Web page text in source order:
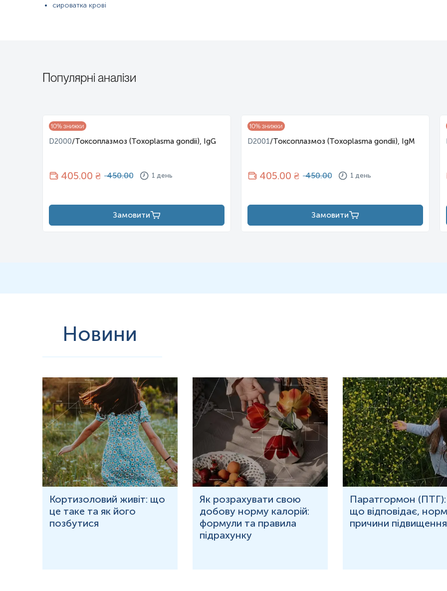
сироватка крові
Популярні аналізи
10% знижки
D2000/Токсоплазмоз (Toxoplasma gondii), IgG
405.00 ₴ 450.00 1 день
Замовити
10% знижки
D2001/Токсоплазмоз (Toxoplasma gondii), IgM
405.00 ₴ 450.00 1 день
Замовити
Новини
Кортизоловий живіт: що
це таке та як його
позбутися
Як розрахувати свою
добову норму калорій:
формули та правила
підрахунку
Паратгормон (ПТГ):
що відповідає,
причини підвищення